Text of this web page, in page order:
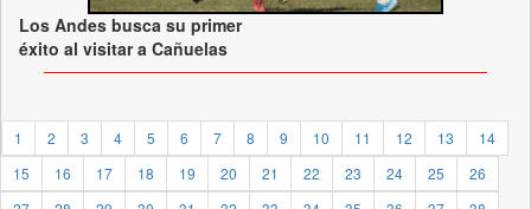
Los Andes busca su primer
éxito al visitar a Cañuelas
1 2 3 4 5 6 7 8 9 10 11 12 13
14
15
16 17 18 19 20 21 22 23 24 25
26